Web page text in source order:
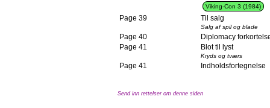
Viking-Con 3 (1984)
Page 39 Til salg
Salg af spil og blade
Page 40
Diplomacy
Page 41
Blot til lyst
Kryds og tværs
Page 41 Indholdsfortegnelse
Send inn rettelser om denne siden